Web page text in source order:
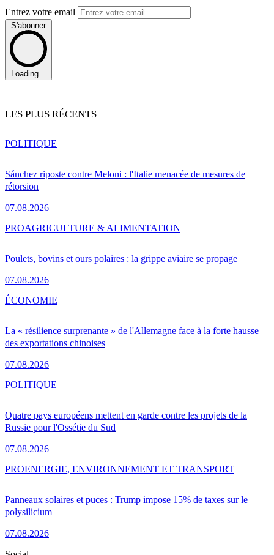
Entrez votre email
S'abonner
Loading...
LES PLUS RÉCENTS
Sánchez riposte contre Meloni : l'Italie menacée de mesures de
rétorsion
07.08.2026
POLITIQUE
Poulets, bovins et ours polaires : la grippe aviaire se propage
07.08.2026
PROAGRICULTURE & ALIMENTATION
La « résilience surprenante » de l'Allemagne face à la forte hausse
des exportations chinoises
07.08.2026
ÉCONOMIE
Quatre pays européens mettent en garde contre les projets de la
Russie pour l'Ossétie du Sud
07.08.2026
POLITIQUE
Panneaux solaires et puces : Trump impose 15% de taxes sur le
polysilicium
07.08.2026
PROENERGIE, ENVIRONNEMENT ET TRANSPORT